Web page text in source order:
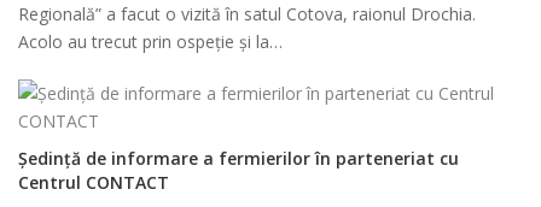
Regională” a facut o vizită în satul Cotova, raionul Drochia.
Acolo au trecut prin ospeție și la…
Ședință de informare a fermierilor în parteneriat cu
Centrul CONTACT